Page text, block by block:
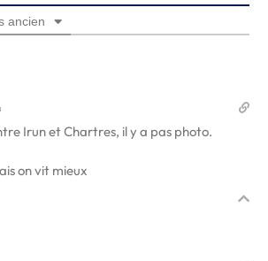
ancien
Irun et Chartres, il y a pas photo.
on vit mieux